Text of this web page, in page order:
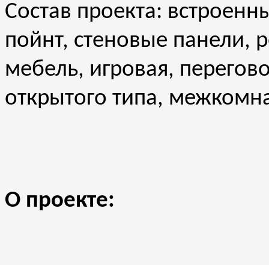
Состав проекта:
пойнт, стеновые панели,
мебель, игровая,
открытого типа,
О проекте: